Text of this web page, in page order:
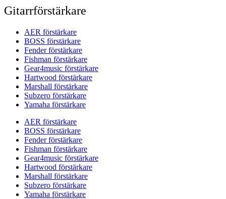
Gitarrförstärkare
AER förstärkare
BOSS förstärkare
Fender förstärkare
Fishman förstärkare
Gear4music förstärkare
Hartwood förstärkare
Marshall förstärkare
Subzero förstärkare
Yamaha förstärkare
AER förstärkare
BOSS förstärkare
Fender förstärkare
Fishman förstärkare
Gear4music förstärkare
Hartwood förstärkare
Marshall förstärkare
Subzero förstärkare
Yamaha förstärkare